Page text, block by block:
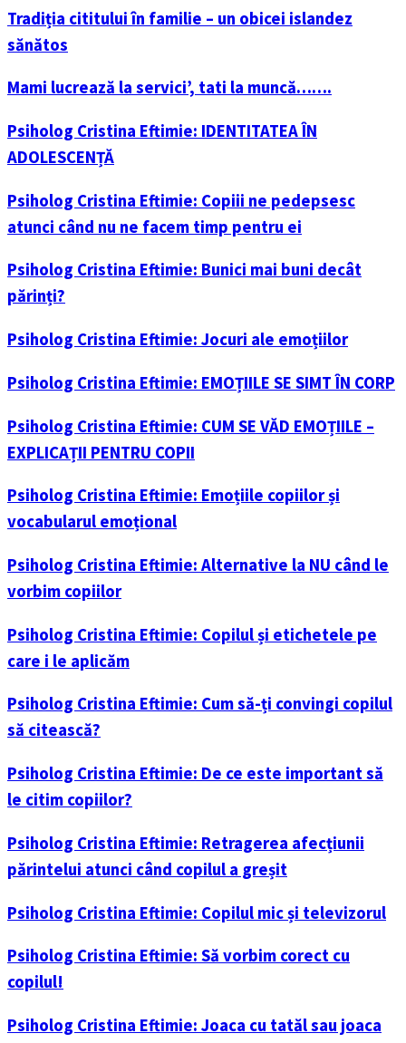
Tradiția cititului în familie – un obicei islandez
sănătos
Mami lucrează la servici’, tati la muncă…….
Psiholog Cristina Eftimie: IDENTITATEA ÎN
ADOLESCENȚĂ
Psiholog Cristina Eftimie: Copiii ne pedepsesc
atunci când nu ne facem timp pentru ei
Psiholog Cristina Eftimie: Bunici mai buni decât
părinți?
Psiholog Cristina Eftimie: Jocuri ale emoțiilor
Psiholog Cristina Eftimie: EMOȚIILE SE SIMT ÎN CORP
Psiholog Cristina Eftimie: CUM SE VĂD EMOȚIILE –
EXPLICAȚII PENTRU COPII
Psiholog Cristina Eftimie: Emoțiile copiilor și
vocabularul emoțional
Psiholog Cristina Eftimie: Alternative la NU când le
vorbim copiilor
Psiholog Cristina Eftimie: Copilul și etichetele pe
care i le aplicăm
Psiholog Cristina Eftimie: Cum să-ți convingi copilul
să citească?
Psiholog Cristina Eftimie: De ce este important să
le citim copiilor?
Psiholog Cristina Eftimie: Retragerea afecțiunii
părintelui atunci când copilul a greșit
Psiholog Cristina Eftimie: Copilul mic și televizorul
Psiholog Cristina Eftimie: Să vorbim corect cu
copilul!
Psiholog Cristina Eftimie: Joaca cu tatăl sau joaca